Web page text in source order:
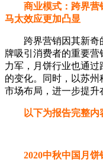
商业模式：跨界营
马太效应更加凸显
跨界营销因其新奇
牌吸引消费者的重要
力军，月饼行业也通
的变化。同时，以苏
市场布局，进一步提升
以下为报告完整内
2020中秋中国月饼